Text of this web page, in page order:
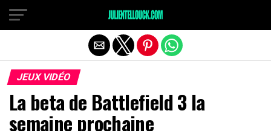
JEUX VIDÉO
La beta de Battlefield 3 la
semaine prochaine